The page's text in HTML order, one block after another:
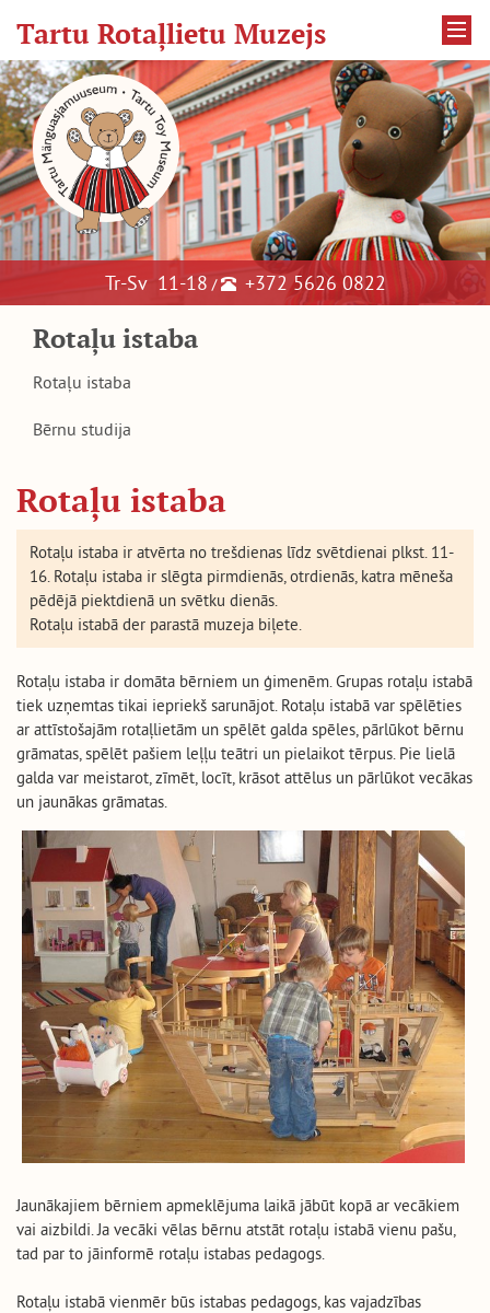
Tartu Rotaļlietu Muzejs
ET EN RU
Tr-Sv 11-18 / +372 5626 0822
Rotaļu istaba
Rotaļu istaba
Bērnu studija
Rotaļu istaba
Rotaļu istaba ir atvērta no trešdienas līdz svētdienai plkst. 11-
16. Rotaļu istaba ir slēgta pirmdienās, otrdienās, katra mēneša
pēdējā piektdienā un svētku dienās.
Rotaļu istabā der parastā muzeja biļete.
Rotaļu istaba ir domāta bērniem un ģimenēm. Grupas rotaļu istabā
tiek uzņemtas tikai iepriekš sarunājot. Rotaļu istabā var spēlēties
ar attīstošajām rotaļlietām un spēlēt galda spēles, pārlūkot bērnu
grāmatas, spēlēt pašiem leļļu teātri un pielaikot tērpus. Pie lielā
galda var meistarot, zīmēt, locīt, krāsot attēlus un pārlūkot vecākas
un jaunākas grāmatas.
Jaunākajiem bērniem apmeklējuma laikā jābūt kopā ar vecākiem
vai aizbildi. Ja vecāki vēlas bērnu atstāt rotaļu istabā vienu pašu,
tad par to jāinformē rotaļu istabas pedagogs.
Rotaļu istabā vienmēr būs istabas pedagogs, kas vajadzības